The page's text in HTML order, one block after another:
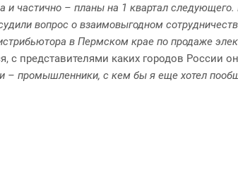
и частично – планы на 1 квартал
вопрос о взаимовыгодном
в Пермском крае по продаже
представителями каких городов России
– промышленники, с кем бы я еще хотел